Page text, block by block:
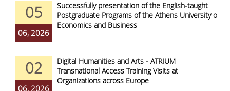
05
06, 2026
Successfully presentation of the English-taught
Postgraduate Programs of the Athens University of
Economics and Business
02
06, 2026
Digital Humanities and Arts - ATRIUM
Transnational Access Training Visits at
Organizations across Europe